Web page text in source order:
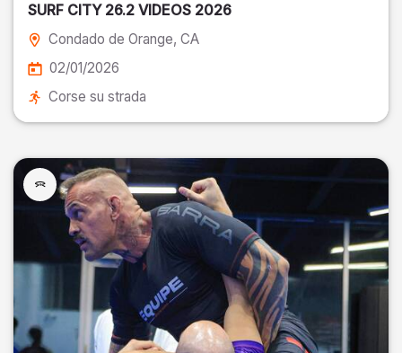
SURF CITY 26.2 VIDEOS 2026
Condado de Orange, CA
02/01/2026
Corse su strada